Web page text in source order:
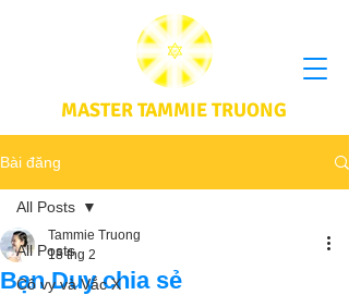
MASTER TAMMIE TRUONG
Bài đăng
All Posts
Cô vy và Vắc X
All Posts
Bạn Duy chia sẻ
Tammie Truong
18 thg 2